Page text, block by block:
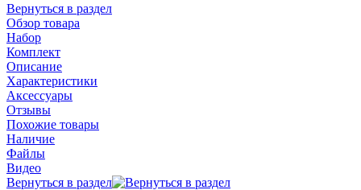
Вернуться в раздел
Обзор товара
Набор
Комплект
Описание
Характеристики
Аксессуары
Отзывы
Похожие товары
Наличие
Файлы
Видео
Вернуться в раздел